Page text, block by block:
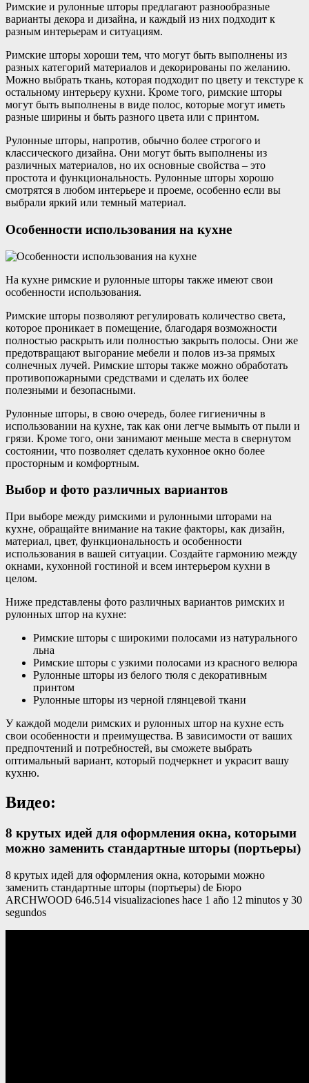
Римские и рулонные шторы предлагают разнообразные
варианты декора и дизайна, и каждый из них подходит к
разным интерьерам и ситуациям.
Римские шторы хороши тем, что могут быть выполнены из
разных категорий материалов и декорированы по желанию.
Можно выбрать ткань, которая подходит по цвету и текстуре к
остальному интерьеру кухни. Кроме того, римские шторы
могут быть выполнены в виде полос, которые могут иметь
разные ширины и быть разного цвета или с принтом.
Рулонные шторы, напротив, обычно более строгого и
классического дизайна. Они могут быть выполнены из
различных материалов, но их основные свойства – это
простота и функциональность. Рулонные шторы хорошо
смотрятся в любом интерьере и проеме, особенно если вы
выбрали яркий или темный материал.
Особенности использования на кухне
На кухне римские и рулонные шторы также имеют свои
особенности использования.
Римские шторы позволяют регулировать количество света,
которое проникает в помещение, благодаря возможности
полностью раскрыть или полностью закрыть полосы. Они же
предотвращают выгорание мебели и полов из-за прямых
солнечных лучей. Римские шторы также можно обработать
противопожарными средствами и сделать их более
полезными и безопасными.
Рулонные шторы, в свою очередь, более гигиеничны в
использовании на кухне, так как они легче вымыть от пыли и
грязи. Кроме того, они занимают меньше места в свернутом
состоянии, что позволяет сделать кухонное окно более
просторным и комфортным.
Выбор и фото различных вариантов
При выборе между римскими и рулонными шторами на
кухне, обращайте внимание на такие факторы, как дизайн,
материал, цвет, функциональность и особенности
использования в вашей ситуации. Создайте гармонию между
окнами, кухонной гостиной и всем интерьером кухни в
целом.
Ниже представлены фото различных вариантов римских и
рулонных штор на кухне:
Римские шторы с широкими полосами из натурального
льна
Римские шторы с узкими полосами из красного велюра
Рулонные шторы из белого тюля с декоративным
принтом
Рулонные шторы из черной глянцевой ткани
У каждой модели римских и рулонных штор на кухне есть
свои особенности и преимущества. В зависимости от ваших
предпочтений и потребностей, вы сможете выбрать
оптимальный вариант, который подчеркнет и украсит вашу
кухню.
Видео:
8 крутых идей для оформления окна, которыми
можно заменить стандартные шторы (портьеры)
8 крутых идей для оформления окна, которыми можно
заменить стандартные шторы (портьеры) de Бюро
ARCHWOOD 646.514 visualizaciones hace 1 año 12 minutos y 30
segundos